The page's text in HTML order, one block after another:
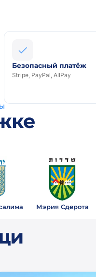
Безопасный платёж
Stripe, PayPal, AllPay
Мэрия Сдерота